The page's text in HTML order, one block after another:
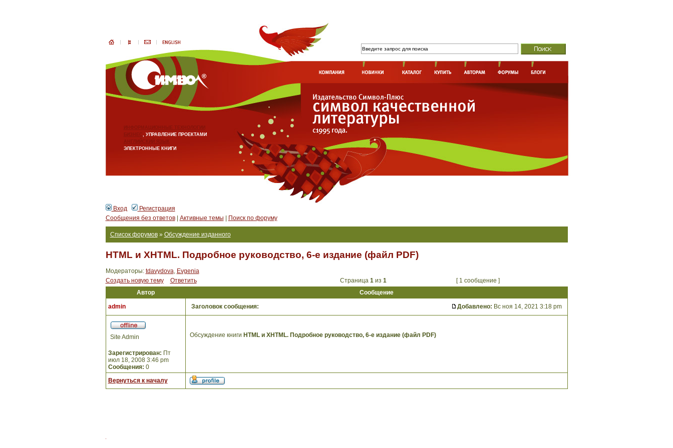
ИНФОРМАЦИОННЫЕ ТЕХНОЛОГИИ
БИЗНЕС, УПРАВЛЕНИЕ ПРОЕКТАМИ
АНГЛИЙСКИЙ ЯЗЫК
ЭЛЕКТРОННЫЕ КНИГИ
Вход
Регистрация
Сообщения без ответов| Активные темы Поиск по форуму
Список форумов» Обсуждение изданного
HTML и XHTML. Подробное руководство, 6-е издание (файл PDF)
Модераторы: tdavydova, Evgenia
Создать новую тему
Ответить Страница 1из 1
[ 1 сообщение ]
Автор
Сообщение
admin
Заголовок сообщения: Добавлено: Вс ноя 14, 2021 3:18 pm
Site Admin
Зарегистрирован: Пт
июл 18, 2008 3:46 pm
Сообщения: 0
Обсуждение книги HTML и XHTML. Подробное руководство, 6-е издание (файл PDF)
Вернуться к началу